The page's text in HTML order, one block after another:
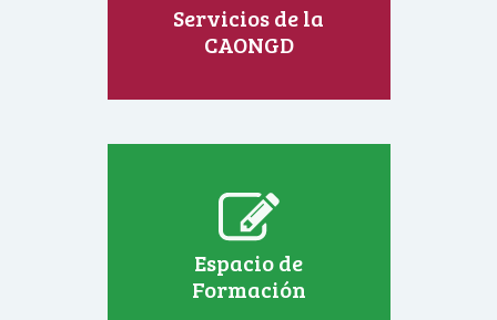
Servicios de la
CAONGD
Espacio de
Formación